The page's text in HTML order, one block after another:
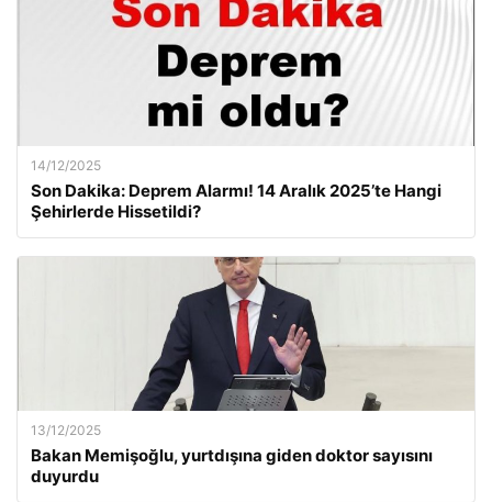
14/12/2025
Son Dakika: Deprem Alarmı! 14 Aralık 2025’te Hangi
Şehirlerde Hissetildi?
13/12/2025
Bakan Memişoğlu, yurtdışına giden doktor sayısını
duyurdu